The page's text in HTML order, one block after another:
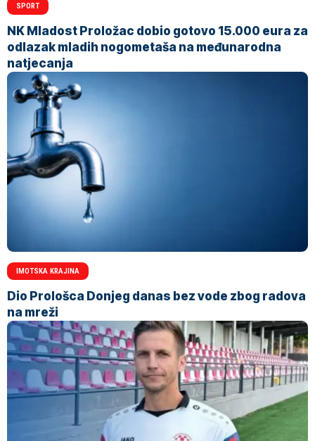
SPORT
NK Mladost Proložac dobio gotovo 15.000 eura za
odlazak mladih nogometaša na međunarodna
natjecanja
IMOTSKA KRAJINA
Dio Prološca Donjeg danas bez vode zbog radova
na mreži